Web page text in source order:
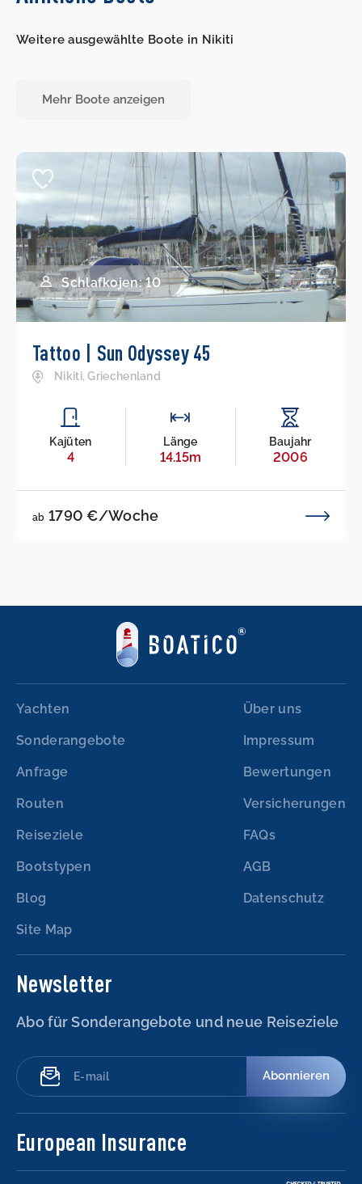
Weitere ausgewählte Boote in Nikiti
Mehr Boote anzeigen
Schlafkojen: 10
Tattoo | Sun Odyssey 45
Nikiti, Griechenland
Kajüten
4
Länge
14.15m
Baujahr
2006
ab 1790 €/Woche
Yachten
Sonderangebote
Anfrage
Routen
Reiseziele
Bootstypen
Blog
Site Map
Über uns
Impressum
Bewertungen
Versicherungen
FAQs
AGB
Datenschutz
Newsletter
Abo für Sonderangebote und neue Reiseziele
Abonnieren
European Insurance